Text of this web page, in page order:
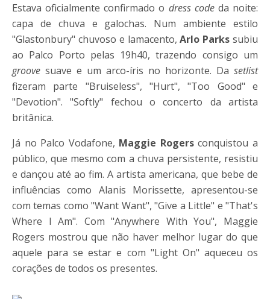
Estava oficialmente confirmado o dress codeda noite:
capa de chuva e galochas. Num ambiente estilo
"Glastonbury" chuvoso e lamacento,Arlo Parks subiu
ao Palco Porto pelas 19h40, trazendo consigo um
groove suave e um arco-íris no horizonte. Da setlist
fizeram parte "Bruiseless", "Hurt", "Too Good" e
"Devotion". "Softly" fechou o concerto da artista
britânica.
Já no Palco Vodafone, Maggie Rogersconquistou a
público, que mesmo com a chuva persistente, resistiu
e dançou até ao fim. A artista americana, que bebe de
influências como Alanis Morissette, apresentou-se
com temas como "Want Want", "Give a Little" e "That's
Where I Am". Com "Anywhere With You", Maggie
Rogers mostrou que não haver melhor lugar do que
aquele para se estar e com "Light On" aqueceu os
corações de todos os presentes.